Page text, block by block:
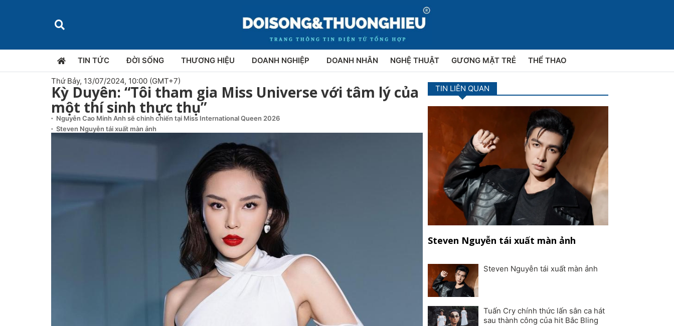
TIN TỨC ĐỜI SỐNG THƯƠNG HIỆU DOANH NGHIỆP DOANH NHÂN NGHỆ THUẬT GƯƠNG MẶT TRẺ THỂ THAO
Thứ Bảy, 13/07/2024, 10:00 (GMT+7)
Kỳ Duyên: “Tôi tham gia Miss Universe với tâm lý của
một thí sinh thực thụ”
Nguyễn Cao Minh Anh sẽ chinh chiến tại Miss International Queen 2026
Steven Nguyễn tái xuất màn ảnh
TIN LIÊN QUAN
Steven Nguyễn tái xuất màn ảnh
Steven Nguyễn tái xuất màn ảnh
Tuấn Cry chính thức lấn sân ca hát
sau thành công của hit Bắc Bling